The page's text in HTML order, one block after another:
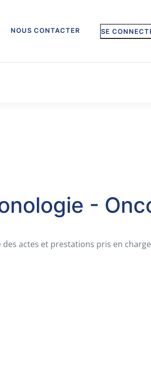
NOUS CONTACTER SE
-
actes et prestations pris en